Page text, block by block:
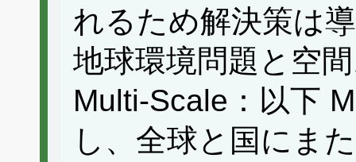
れるため解決策は
地球環境問題と空
Multi-Scale：以下
し、全球と国にま